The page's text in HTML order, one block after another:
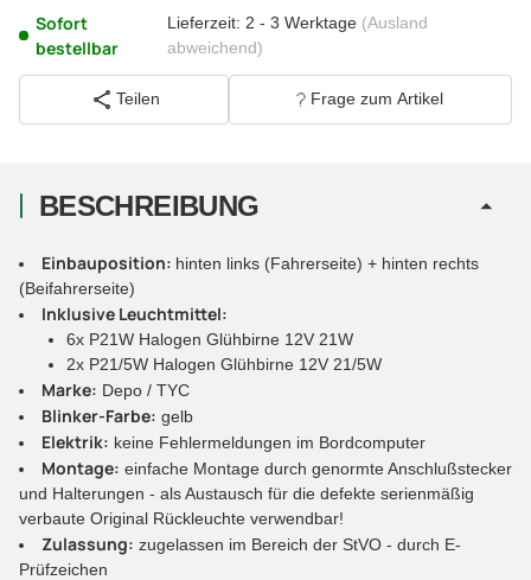
Sofort
bestellbar
Lieferzeit: 2 - 3 Werktage (Ausland
abweichend)
Teilen Frage zum Artikel
BESCHREIBUNG
Einbauposition: hinten links (Fahrerseite) + hinten rechts
(Beifahrerseite)
Inklusive Leuchtmittel:
6x P21W Halogen Glühbirne 12V 21W
2x P21/5W Halogen Glühbirne 12V 21/5W
Marke: Depo / TYC
Blinker-Farbe: gelb
Elektrik: keine Fehlermeldungen im Bordcomputer
Montage: einfache Montage durch genormte Anschlußstecker
und Halterungen - als Austausch für die defekte serienmäßig
verbaute Original Rückleuchte verwendbar!
Zulassung: zugelassen im Bereich der StVO - durch E-
Prüfzeichen